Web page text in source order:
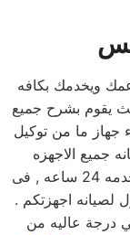
ويخدمك بكافه
يقوم بشرح جميع
جهاز ما من توكيل
جميع الاجهزه
الكهربائيه, كما توفر لكم مرلكز صيانه ايبرنا خدمه 24 ساعه , فى
لصيانه اجهزتكم .
درجة عاليه من